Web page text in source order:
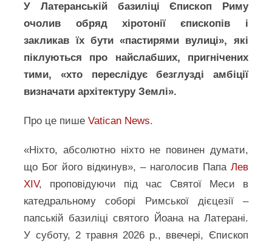
У Латеранській базиліці Єпископ Риму
очолив обряд хіротонії єпископів і
закликав їх бути «пастирями вулиці», які
піклуються про найслабших, пригнічених
тими, «хто переслідує безглузді амбіції
визначати архітектуру Землі».
Про це пишеVatican News.
«Ніхто, абсолютно ніхто не повинен думати,
що Бог його відкинув», – наголосив Папа Лев
XIV, проповідуючи під час Святої Меси в
катедральному соборі Римської дієцезії –
папській базиліці святого Йоана на Латерані.
У суботу, 2 травня 2026 р., ввечері, Єпископ